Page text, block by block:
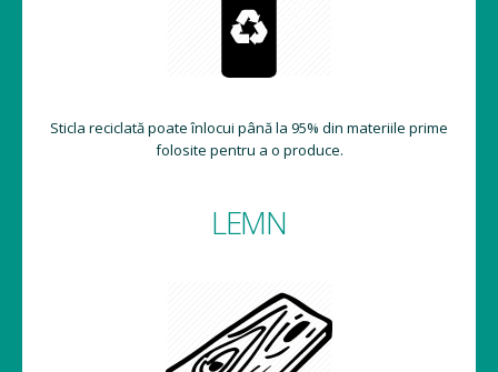
Sticla reciclată poate înlocui până la 95% din materiile prime
folosite pentru a o produce.
LEMN